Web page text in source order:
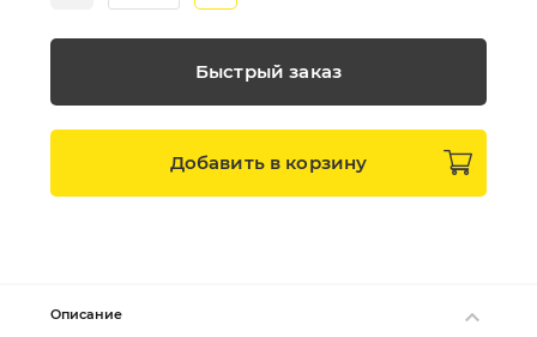
Быстрый заказ
Добавить в корзину
Описание